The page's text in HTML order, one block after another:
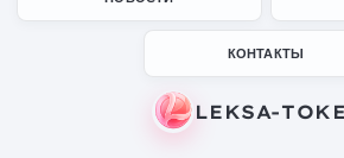
КОНТАКТЫ